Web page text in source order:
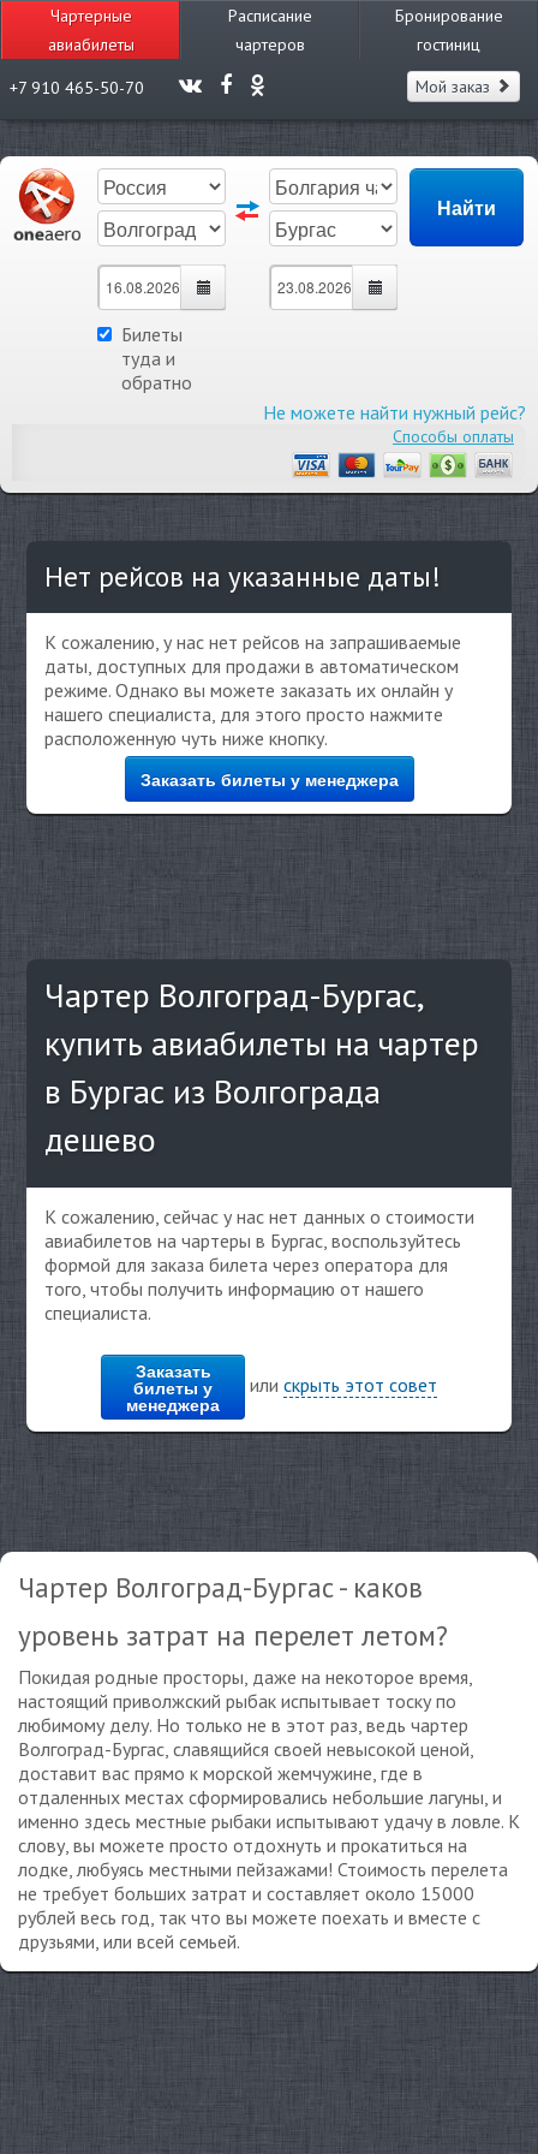
Чартерные
авиабилеты
Расписание
чартеров
Бронирование
гостиниц
+7 910 465-50-70
Мой заказ
Билеты
туда и
обратно
Не можете найти нужный рейс?
Способы оплаты
Нет рейсов на указанные даты!
К сожалению, у нас нет рейсов на запрашиваемые
даты, доступных для продажи в автоматическом
режиме. Однако вы можете заказать их онлайн у
нашего специалиста, для этого просто нажмите
расположенную чуть ниже кнопку.
Заказать билеты у менеджера
Чартер Волгоград-Бургас,
купить авиабилеты на чартер
в Бургас из Волгограда
дешево
К сожалению, сейчас у нас нет данных о стоимости
авиабилетов на чартеры в Бургас, воспользуйтесь
формой для заказа билета через оператора для
того, чтобы получить информацию от нашего
специалиста.
Заказать
билеты у
менеджера
или скрыть этот совет
Чартер Волгоград-Бургас - каков
уровень затрат на перелет летом?
Покидая родные просторы, даже на некоторое время,
настоящий приволжский рыбак испытывает тоску по
любимому делу. Но только не в этот раз, ведь чартер
Волгоград-Бургас, славящийся своей невысокой ценой,
доставит вас прямо к морской жемчужине, где в
отдаленных местах сформировались небольшие лагуны, и
именно здесь местные рыбаки испытывают удачу в ловле. К
слову, вы можете просто отдохнуть и прокатиться на
лодке, любуясь местными пейзажами! Стоимость перелета
не требует больших затрат и составляет около 15000
рублей весь год, так что вы можете поехать и вместе с
друзьями, или всей семьей.